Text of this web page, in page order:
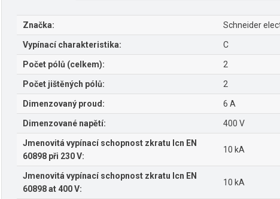
Značka: Schneider
Vypínací charakteristika: C
Počet pólů (celkem): 2
Počet jištěných pólů: 2
Dimenzovaný proud: 6 A
Dimenzované napětí: 400 V
Jmenovitá vypínací schopnost zkratu Icn EN
60898 při 230 V:
10 kA
Jmenovitá vypínací schopnost zkratu Icn EN
60898 at 400 V:
10 kA